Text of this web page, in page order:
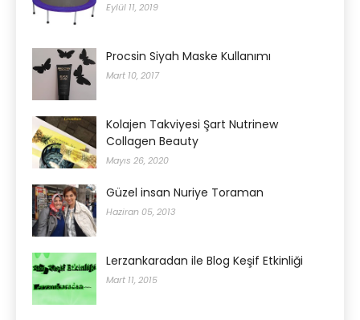
Eylül 11, 2019
Procsin Siyah Maske Kullanımı
Mart 10, 2017
Kolajen Takviyesi Şart Nutrinew
Collagen Beauty
Mayıs 26, 2020
Güzel insan Nuriye Toraman
Haziran 05, 2013
Lerzankaradan ile Blog Keşif Etkinliği
Mart 11, 2015